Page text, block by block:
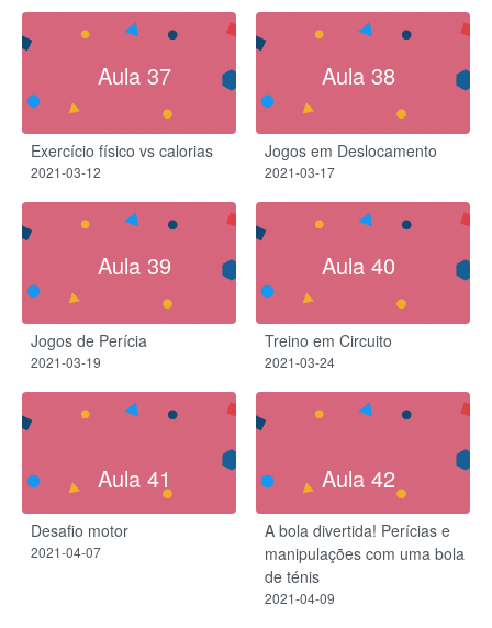
Aula 37
Exercício físico vs calorias
2021-03-12
Aula 38
Jogos em Deslocamento
2021-03-17
Aula 39
Jogos de Perícia
2021-03-19
Aula 40
Treino em Circuito
2021-03-24
Aula 41
Desafio motor
2021-04-07
Aula 42
A bola divertida! Perícias e
manipulações com uma bola
de ténis
2021-04-09